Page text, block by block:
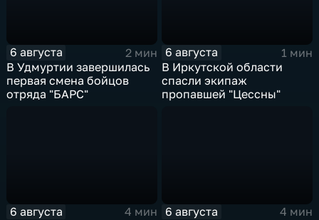
6 августа
2 мин
В Удмуртии завершилась
первая смена бойцов
отряда "БАРС"
6 августа
1 мин
В Иркутской области
спасли экипаж
пропавшей "Цессны"
6 августа
4 мин
6 августа
4 мин